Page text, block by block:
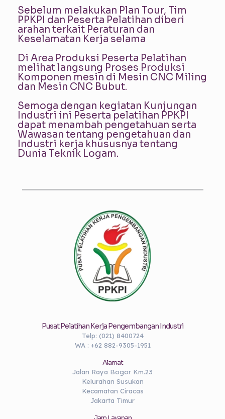
Sebelum melakukan Plan Tour, Tim
PPKPI dan Peserta Pelatihan diberi
arahan terkait Peraturan dan
Keselamatan Kerja selama
Di Area Produksi Peserta Pelatihan
melihat langsung Proses Produksi
Komponen mesin di Mesin CNC Miling
dan Mesin CNC Bubut.
Semoga dengan kegiatan Kunjungan
Industri ini Peserta pelatihan PPKPI
dapat menambah pengetahuan serta
Wawasan tentang pengetahuan dan
Industri kerja khususnya tentang
Dunia Teknik Logam.
Pusat Pelatihan Kerja Pengembangan Industri
Telp: (021) 8400724
WA : +62 882-9305-1951
Alamat
Jalan Raya Bogor Km.23
Kelurahan Susukan
Kecamatan Ciracas
Jakarta Timur